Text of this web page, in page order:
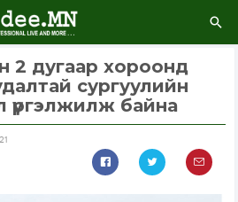
2 дугаар хороонд
сургуулийн
үргэлжилж байна